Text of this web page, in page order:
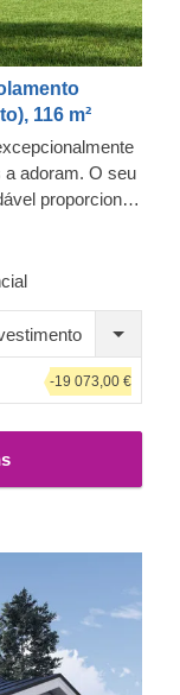
116 m²
a adoram. O seu
proporciona
nossos modelos
moderno.
-19 073,00 €